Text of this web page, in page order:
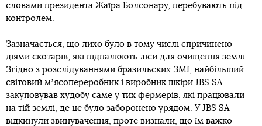
словами президента Жаїра Болсонару, перебувають під
контролем.
Зазначається, що лихо було в тому числі спричинено
діями скотарів, які підпалюють ліси для очищення землі.
Згідно з розслідуваннями бразильских ЗМІ, найбільший
світовий мʼясопереробник і виробник шкіри JBS SA
закуповував худобу саме у тих фермерів, які працювали
на тій землі, де це було заборонено урядом. У JBS SA
відкинули звинувачення, проте визнали, що їм важко